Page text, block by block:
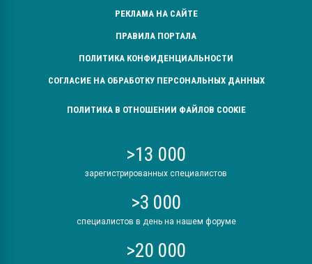
РЕКЛАМА НА САЙТЕ
ПРАВИЛА ПОРТАЛА
ПОЛИТИКА КОНФИДЕНЦИАЛЬНОСТИ
СОГЛАСИЕ НА ОБРАБОТКУ ПЕРСОНАЛЬНЫХ ДАННЫХ
ПОЛИТИКА В ОТНОШЕНИИ ФАЙЛОВ COOKIE
>13 000
зарегистрированных специалистов
>3 000
специалистов в день на нашем форуме
>20 000